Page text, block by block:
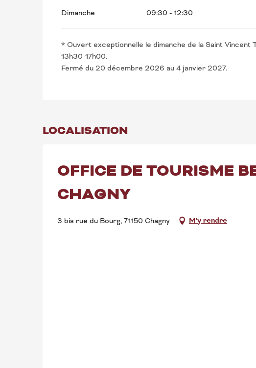
Dimanche 09:30 - 12:30
* Ouvert exceptionnelle le dimanche de la Saint Vincent
13h30-17h00.
Fermé du 20 décembre 2026 au 4 janvier 2027.
LOCALISATION
OFFICE DE TOURISME
CHAGNY
3 bis rue du Bourg, 71150 Chagny M'y rendre